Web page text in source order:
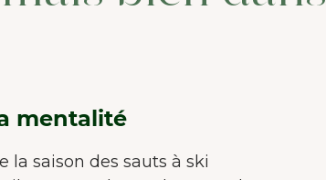
mentalité
la saison des sauts à ski